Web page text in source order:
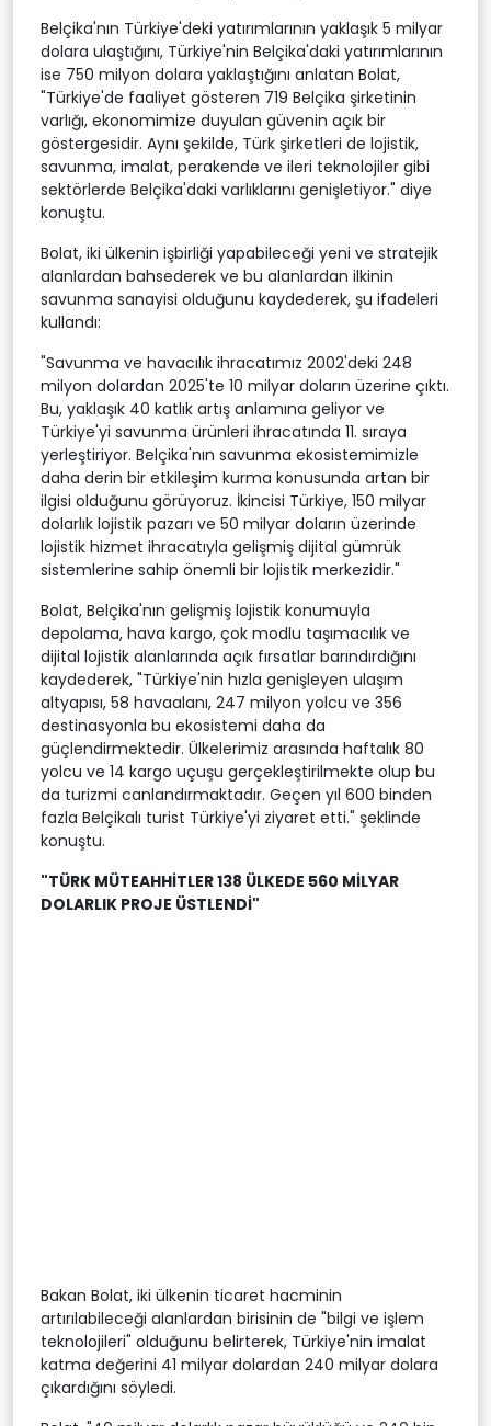
Belçika'nın Türkiye'deki yatırımlarının yaklaşık 5 milyar
dolara ulaştığını, Türkiye'nin Belçika'daki yatırımlarının
ise 750 milyon dolara yaklaştığını anlatan Bolat,
"Türkiye'de faaliyet gösteren 719 Belçika şirketinin
varlığı, ekonomimize duyulan güvenin açık bir
göstergesidir. Aynı şekilde, Türk şirketleri de lojistik,
savunma, imalat, perakende ve ileri teknolojiler gibi
sektörlerde Belçika'daki varlıklarını genişletiyor." diye
konuştu.
Bolat, iki ülkenin işbirliği yapabileceği yeni ve stratejik
alanlardan bahsederek ve bu alanlardan ilkinin
savunma sanayisi olduğunu kaydederek, şu ifadeleri
kullandı:
"Savunma ve havacılık ihracatımız 2002'deki 248
milyon dolardan 2025'te 10 milyar doların üzerine çıktı.
Bu, yaklaşık 40 katlık artış anlamına geliyor ve
Türkiye'yi savunma ürünleri ihracatında 11. sıraya
yerleştiriyor. Belçika'nın savunma ekosistemimizle
daha derin bir etkileşim kurma konusunda artan bir
ilgisi olduğunu görüyoruz. İkincisi Türkiye, 150 milyar
dolarlık lojistik pazarı ve 50 milyar doların üzerinde
lojistik hizmet ihracatıyla gelişmiş dijital gümrük
sistemlerine sahip önemli bir lojistik merkezidir."
Bolat, Belçika'nın gelişmiş lojistik konumuyla
depolama, hava kargo, çok modlu taşımacılık ve
dijital lojistik alanlarında açık fırsatlar barındırdığını
kaydederek, "Türkiye'nin hızla genişleyen ulaşım
altyapısı, 58 havaalanı, 247 milyon yolcu ve 356
destinasyonla bu ekosistemi daha da
güçlendirmektedir. Ülkelerimiz arasında haftalık 80
yolcu ve 14 kargo uçuşu gerçekleştirilmekte olup bu
da turizmi canlandırmaktadır. Geçen yıl 600 binden
fazla Belçikalı turist Türkiye'yi ziyaret etti." şeklinde
konuştu.
"TÜRK MÜTEAHHİTLER 138 ÜLKEDE 560 MİLYAR
DOLARLIK PROJE ÜSTLENDİ"
Bakan Bolat, iki ülkenin ticaret hacminin
artırılabileceği alanlardan birisinin de "bilgi ve işlem
teknolojileri" olduğunu belirterek, Türkiye'nin imalat
katma değerini 41 milyar dolardan 240 milyar dolara
çıkardığını söyledi.